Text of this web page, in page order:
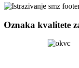
Oznaka kvalitete